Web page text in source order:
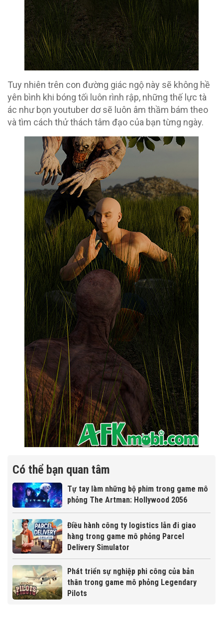
Tuy nhiên trên con đường giác ngộ này sẽ không hề
yên bình khi bóng tối luôn rình rập, những thế lực tà
ác như bọn youtuber dơ sẽ luôn âm thầm bám theo
và tìm cách thử thách tâm đạo của bạn từng ngày.
Có thể bạn quan tâm
Tự tay làm những bộ phim trong game mô
phỏng The Artman: Hollywood 2056
Điều hành công ty logistics lẫn đi giao
hàng trong game mô phỏng Parcel
Delivery Simulator
Phát triển sự nghiệp phi công của bản
thân trong game mô phỏng Legendary
Pilots